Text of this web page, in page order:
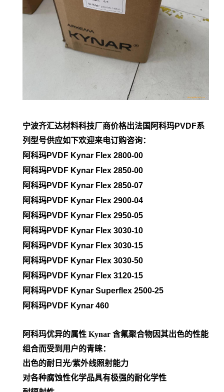
宁波齐汇达材料科技厂商价格出法国阿科玛PVDF系
列型号供应如下欢迎来电订购咨询：
阿科玛PVDF Kynar Flex 2800-00
阿科玛PVDF Kynar Flex 2850-00
阿科玛PVDF Kynar Flex 2850-07
阿科玛PVDF Kynar Flex 2900-04
阿科玛PVDF Kynar Flex 2950-05
阿科玛PVDF Kynar Flex 3030-10
阿科玛PVDF Kynar Flex 3030-15
阿科玛PVDF Kynar Flex 3030-50
阿科玛PVDF Kynar Flex 3120-15
阿科玛PVDF Kynar Superflex 2500-25
阿科玛PVDF Kynar 460
阿科玛优异的属性 Kynar 含氟聚合物因其出色的性能
组合而受到用户的青睐：
出色的耐日光/紫外线照射能力
对各种腐蚀性化学品具有极强的耐化学性